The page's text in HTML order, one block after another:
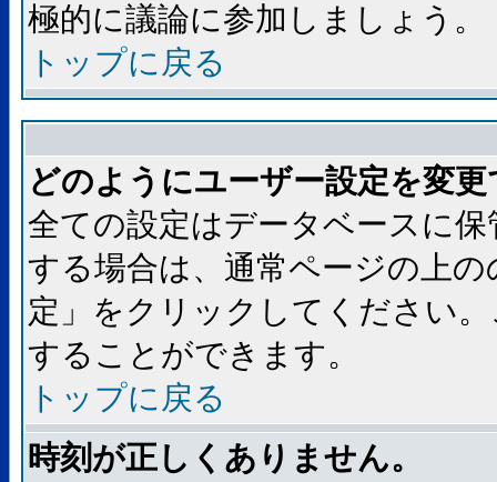
極的に議論に参加しましょう。
トップに戻る
どのようにユーザー設定を変
全ての設定はデータベースに
する場合は、通常ページの上
定」をクリックしてください
することができます。
トップに戻る
時刻が正しくありません。